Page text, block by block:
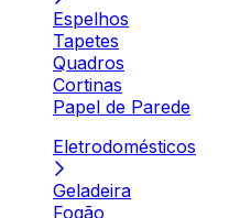
Espelhos
Tapetes
Quadros
Cortinas
Papel de Parede
Eletrodomésticos
Geladeira
Fogão